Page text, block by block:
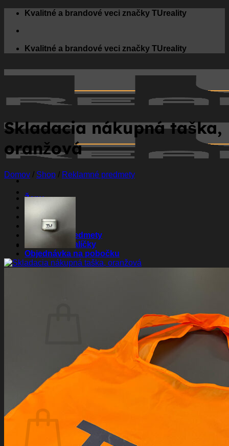
Skip
content
Kvalitné a brandové veci značky TUreality
Kvalitné a brandové veci značky TUreality
Ženy
Deti
Doplnky
Reklamné predmety
Darčekové balíčky
Objednávka na pobočku
Žiadne produkty v košíku.
Vrátiť sa do obchodu
0
Skladacia nákupná taška,
oranžová
Domov / Shop / Reklamné predmety